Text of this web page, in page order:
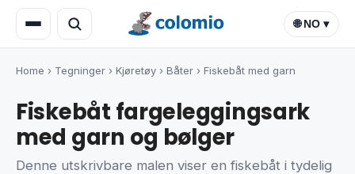
🌐 NO ▾
Home › Tegninger › Kjøretøy › Båter › Fiskebåt med garn
Fiskebåt fargeleggingsark
med garn og bølger
Denne utskrivbare malen viser en fiskebåt i tydelig